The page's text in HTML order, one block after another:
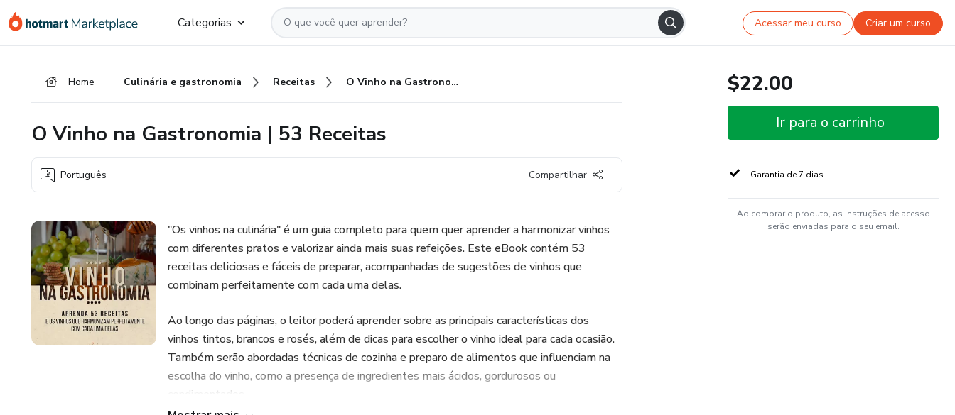
para
para
para
Categorias Acessar meu curso Criar um curso
Home Culinária e gastronomia Receitas O Vinho na Gastronomia | 53 Receitas
O Vinho na Gastronomia | 53 Receitas
Português Compartilhar
"Os vinhos na culinária" é um guia completo para quem quer aprender a harmonizar vinhos
com diferentes pratos e valorizar ainda mais suas refeições. Este eBook contém 53
receitas deliciosas e fáceis de preparar, acompanhadas de sugestões de vinhos que
combinam perfeitamente com cada uma delas.
Ao longo das páginas, o leitor poderá aprender sobre as principais características dos
vinhos tintos, brancos e rosés, além de dicas para escolher o vinho ideal para cada ocasião.
Também serão abordadas técnicas de cozinha e preparo de alimentos que influenciam na
escolha do vinho, como a presença de ingredientes mais ácidos, gordurosos ou
condimentados.
$22.00
Ir para o carrinho
Garantia de 7 dias
Ao comprar o produto, as instruções de acesso
serão enviadas para o seu email.